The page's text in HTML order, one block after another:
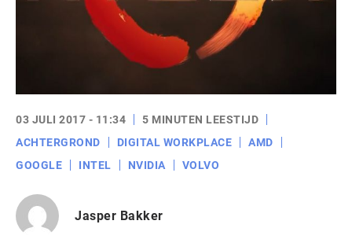
03 JULI 2017 - 11:34
5 MINUTEN LEESTIJD
ACHTERGROND
DIGITAL WORKPLACE
AMD
GOOGLE
INTEL NVIDIA VOLVO
Jasper Bakker